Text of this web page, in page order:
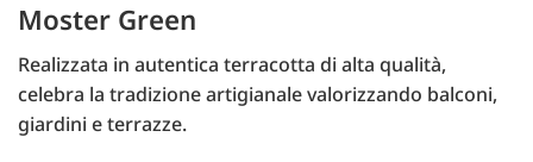
Moster Green
Realizzata in autentica terracotta di alta qualità,
celebra la tradizione artigianale valorizzando balconi,
giardini e terrazze.